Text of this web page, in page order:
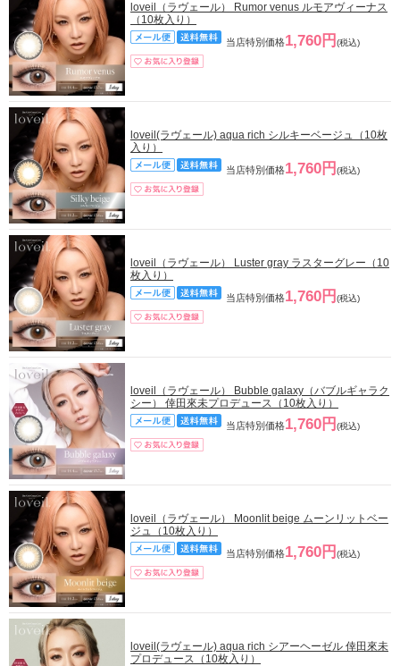
loveil（ラヴェール） Rumor venus ルモアヴィーナス
（10枚入り）
当店特別価格1,760円 (税込)
loveil(ラヴェール) aqua rich シルキーベージュ（10枚
入り）
当店特別価格1,760円 (税込)
loveil（ラヴェール） Luster gray ラスターグレー（10
枚入り）
当店特別価格1,760円 (税込)
loveil（ラヴェール） Bubble galaxy（バブルギャラク
シー） 倖田來未プロデュース（10枚入り）
当店特別価格1,760円 (税込)
loveil（ラヴェール） Moonlit beige ムーンリットベー
ジュ（10枚入り）
当店特別価格1,760円 (税込)
loveil(ラヴェール) aqua rich シアーヘーゼル 倖田來未
プロデュース（10枚入り）